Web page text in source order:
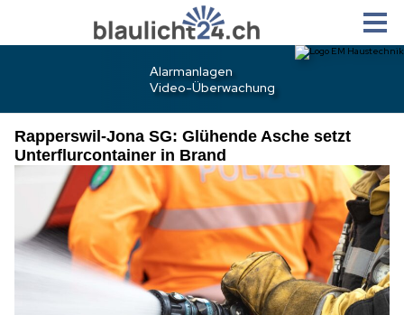
Rapperswil-Jona SG: Glühende Asche setzt
Unterflurcontainer in Brand